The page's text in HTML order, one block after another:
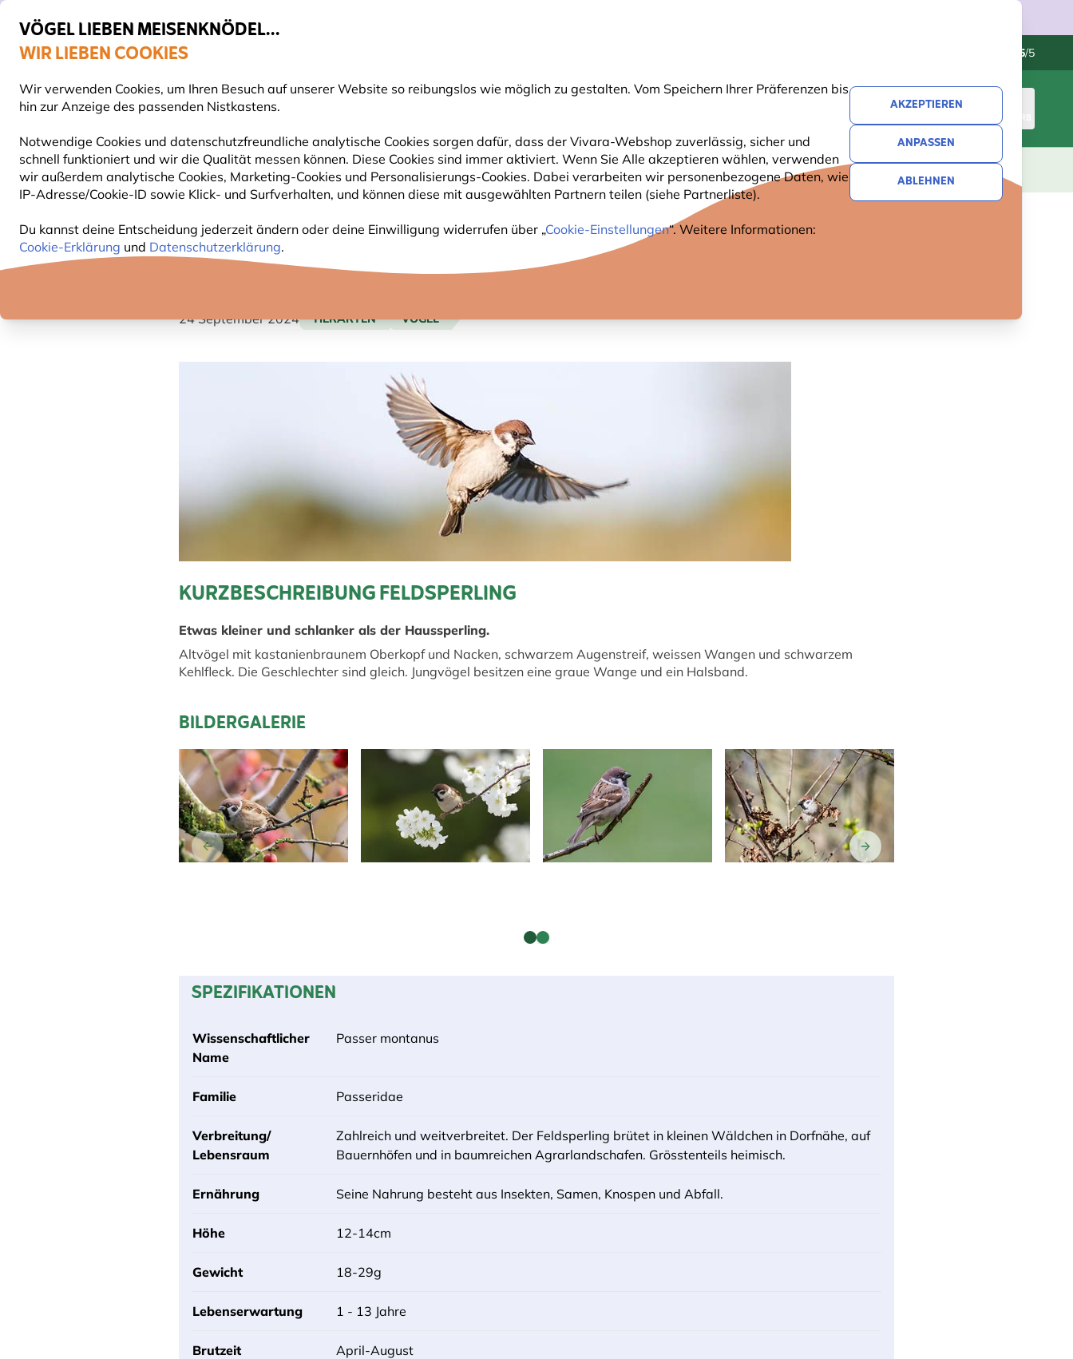
VÖGEL LIEBEN MEISENKNÖDEL...
WIR LIEBEN COOKIES
Wir verwenden Cookies, um Ihren Besuch auf unserer Website so reibungslos wie möglich zu gestalten. Vom Speichern Ihrer Präferenzen bis
hin zur Anzeige des passenden Nistkastens.
Notwendige Cookies und datenschutzfreundliche analytische Cookies sorgen dafür, dass der Vivara-Webshop zuverlässig, sicher und
schnell funktioniert und wir die Qualität messen können. Diese Cookies sind immer aktiviert. Wenn Sie Alle akzeptieren wählen, verwenden
wir außerdem analytische Cookies, Marketing-Cookies und Personalisierungs-Cookies. Dabei verarbeiten wir personenbezogene Daten, wie
IP-Adresse/Cookie-ID sowie Klick- und Surfverhalten, und können diese mit ausgewählten Partnern teilen (siehe Partnerliste).
Du kannst deine Entscheidung jederzeit ändern oder deine Einwilligung widerrufen über „Cookie-Einstellungen“. Weitere Informationen:
Cookie-Erklärung und Datenschutzerklärung.
AKZEPTIEREN
ANPASSEN
ABLEHNEN
Gratis Versand ab 65 € 4.5/5
Suche
WARENKORB
VOGELFUTTER FUTTERHÄUSER NISTKÄSTEN GARTENTIERE PFLANZEN NATURBEOBACHTUNG GESCHENKE NEUHEITEN ANGEBOTE
FELDSPERLING
24 September 2024 TIERARTEN VÖGEL
KURZBESCHREIBUNG FELDSPERLING
Etwas kleiner und schlanker als der Haussperling.
Altvögel mit kastanienbraunem Oberkopf und Nacken, schwarzem Augenstreif, weissen Wangen und schwarzem
Kehlfleck. Die Geschlechter sind gleich. Jungvögel besitzen eine graue Wange und ein Halsband.
BILDERGALERIE
SPEZIFIKATIONEN
Wissenschaftlicher
Name
Passer montanus
Familie Passeridae
Verbreitung/
Lebensraum
Zahlreich und weitverbreitet. Der Feldsperling brütet in kleinen Wäldchen in Dorfnähe, auf
Bauernhöfen und in baumreichen Agrarlandschafen. Grösstenteils heimisch.
Ernährung Seine Nahrung besteht aus Insekten, Samen, Knospen und Abfall.
Höhe 12-14cm
Gewicht 18-29g
Lebenserwartung 1 - 13 Jahre
Brutzeit April-August